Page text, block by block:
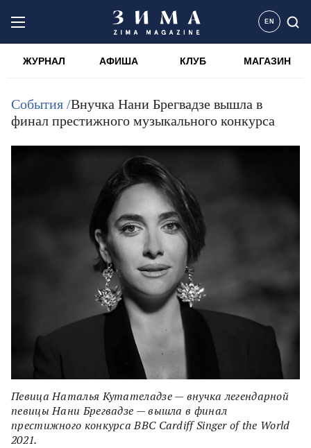
EN
ЖУРНАЛ АФИША КЛУБ МАГАЗИН
События /Внучка Нани Брегвадзе вышла в
финал престижного музыкального конкурса
Певица Наталья Кутателадзе — внучка легендарной
певицы Нани Брегвадзе — вышла в финал
престижного конкурса BBC Cardiff Singer of the World
2021.